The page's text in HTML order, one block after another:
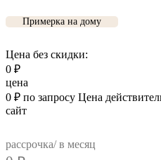
Примерка на дому
Цена без скидки:
0 ₽
цена
0 ₽ по запросу Цена
сайт
рассрочка/ в месяц